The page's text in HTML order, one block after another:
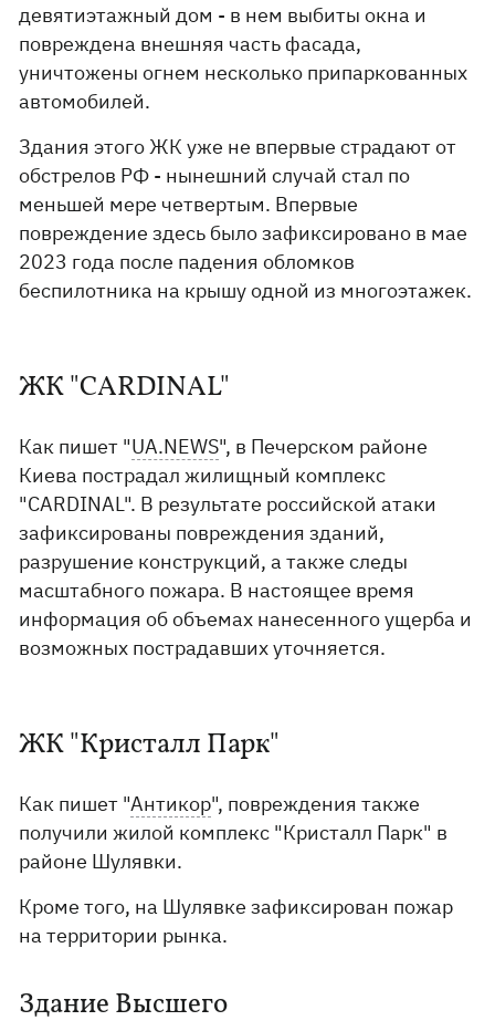
девятиэтажный дом - в нем выбиты окна и
повреждена внешняя часть фасада,
уничтожены огнем несколько припаркованных
автомобилей.
Здания этого ЖК уже не впервые страдают от
обстрелов РФ - нынешний случай стал по
меньшей мере четвертым. Впервые
повреждение здесь было зафиксировано в мае
2023 года после падения обломков
беспилотника на крышу одной из многоэтажек.
ЖК "CARDINAL"
Как пишет "UA.NEWS", в Печерском районе
Киева пострадал жилищный комплекс
"CARDINAL". В результате российской атаки
зафиксированы повреждения зданий,
разрушение конструкций, а также следы
масштабного пожара. В настоящее время
информация об объемах нанесенного ущерба и
возможных пострадавших уточняется.
ЖК "Кристалл Парк"
Как пишет "Антикор", повреждения также
получили жилой комплекс "Кристалл Парк" в
районе Шулявки.
Кроме того, на Шулявке зафиксирован пожар
на территории рынка.
Здание Высшего